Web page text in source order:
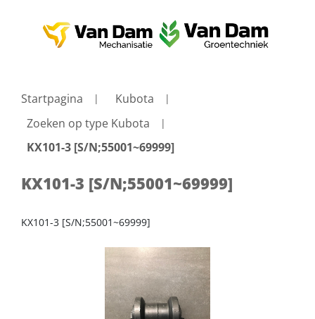
Startpagina
Kubota
Zoeken op type Kubota
KX101-3 [S/N;55001~69999]
KX101-3 [S/N;55001~69999]
KX101-3 [S/N;55001~69999]